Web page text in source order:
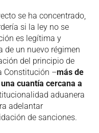
se ha concentrado,
si la ley no se
es legítima y
de un nuevo régimen
del principio de
Constitución –más de
cuantía cercana a
aduanera
adelantar
de sanciones.